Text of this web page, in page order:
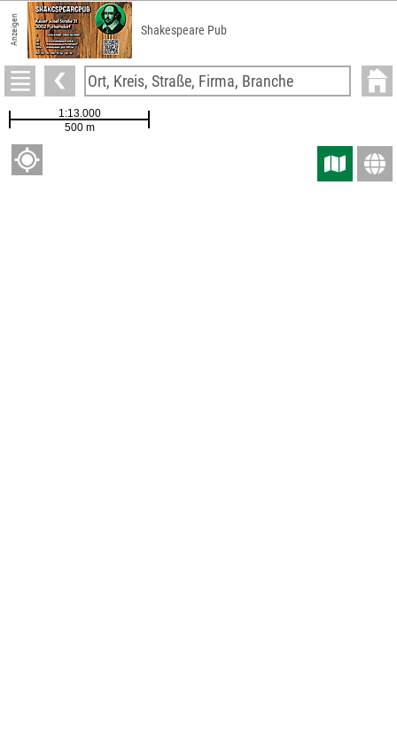
Anzeigen Shakespeare Pub